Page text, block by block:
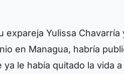
Yulissa
en Managua, habría
le había quitado la vida a